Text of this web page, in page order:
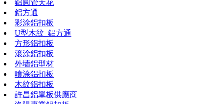
鋁圓管天花
鋁方通
彩涂鋁扣板
U型木紋_鋁方通
方形鋁扣板
滾涂鋁扣板
外墻鋁型材
噴涂鋁扣板
木紋鋁扣板
許昌鋁單板供應商